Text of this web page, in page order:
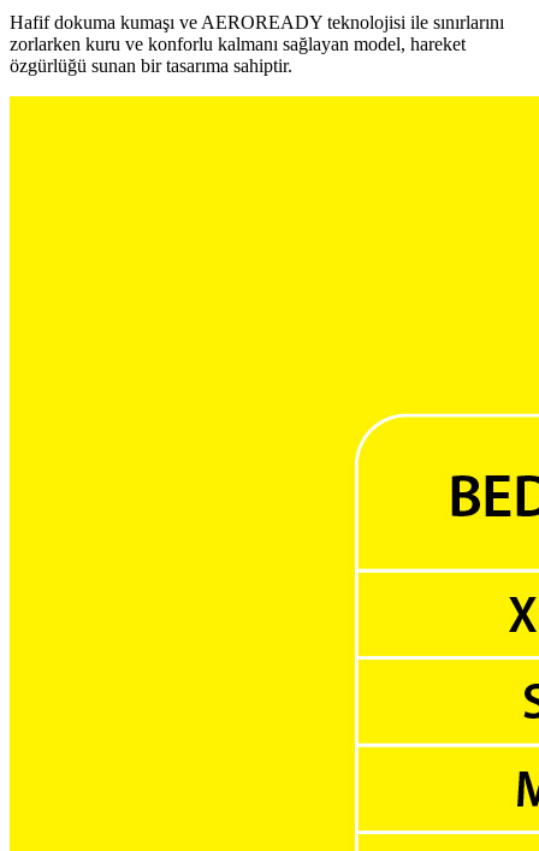
Hafif dokuma kumaşı ve AEROREADY teknolojisi ile sınırlarını
zorlarken kuru ve konforlu kalmanı sağlayan model, hareket
özgürlüğü sunan bir tasarıma sahiptir.